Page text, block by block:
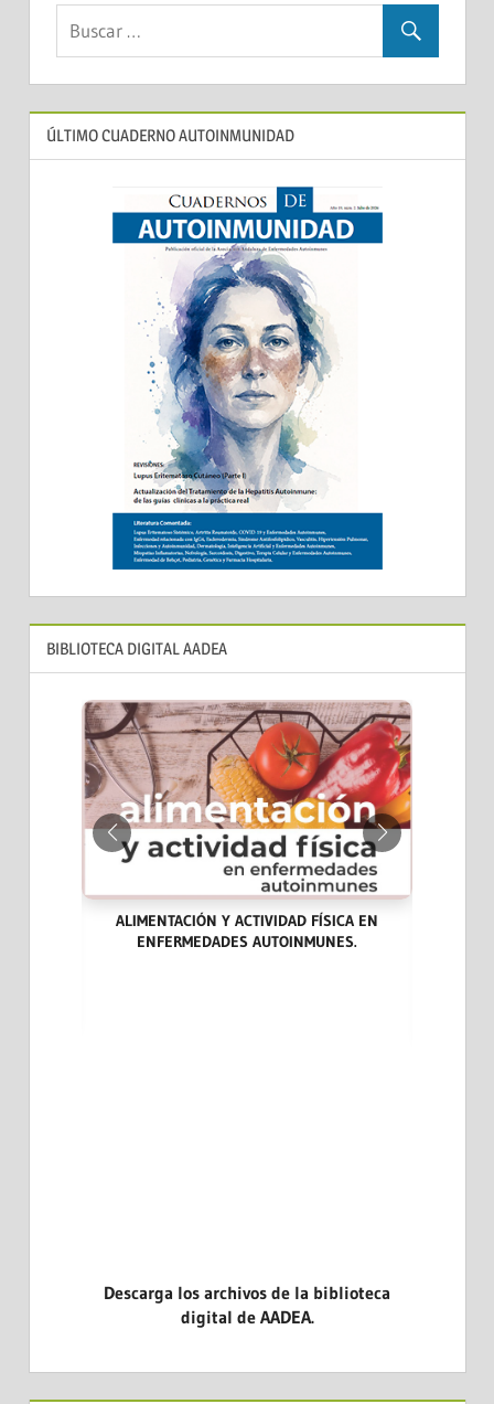
ÚLTIMO CUADERNO AUTOINMUNIDAD
BIBLIOTECA DIGITAL AADEA
ALIMENTACIÓN Y ACTIVIDAD FÍSICA EN
ENFERMEDADES AUTOINMUNES.
Descarga los archivos de la biblioteca
digital de AADEA.